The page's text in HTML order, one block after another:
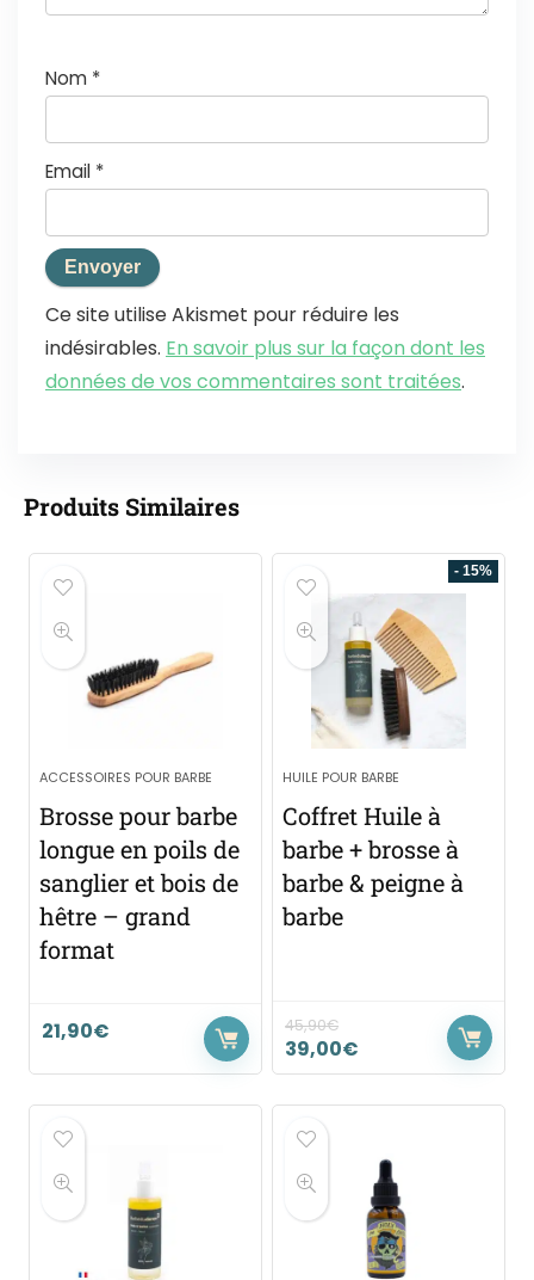
Nom *
Email *
Ce site utilise Akismet pour réduire les
indésirables. En savoir plus sur la façon dont les
données de vos commentaires sont traitées.
Produits Similaires
ACCESSOIRES POUR BARBE
Brosse pour barbe
longue en poils de
sanglier et bois de
hêtre – grand
format
21,90€
- 15%
HUILE POUR BARBE
Coffret Huile à
barbe + brosse à
barbe & peigne à
barbe
45,90€
39,00€